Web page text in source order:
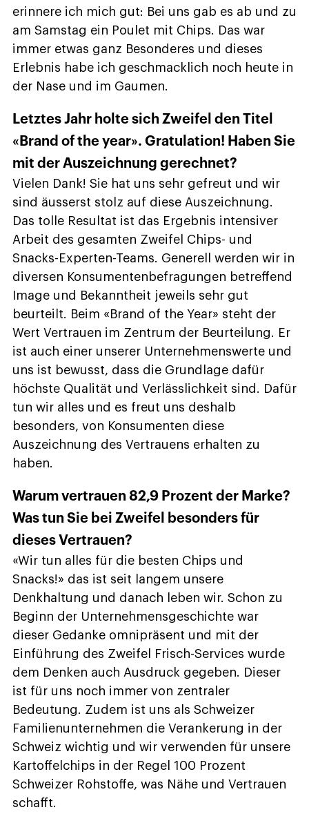
erinnere ich mich gut: Bei uns gab es ab und zu
am Samstag ein Poulet mit Chips. Das war
immer etwas ganz Besonderes und dieses
Erlebnis habe ich geschmacklich noch heute in
der Nase und im Gaumen.
Letztes Jahr holte sich Zweifel den Titel
«Brand of the year». Gratulation! Haben Sie
mit der Auszeichnung gerechnet?
Vielen Dank! Sie hat uns sehr gefreut und wir
sind äusserst stolz auf diese Auszeichnung.
Das tolle Resultat ist das Ergebnis intensiver
Arbeit des gesamten Zweifel Chips- und
Snacks-Experten-Teams. Generell werden wir in
diversen Konsumentenbefragungen betreffend
Image und Bekanntheit jeweils sehr gut
beurteilt. Beim «Brand of the Year» steht der
Wert Vertrauen im Zentrum der Beurteilung. Er
ist auch einer unserer Unternehmenswerte und
uns ist bewusst, dass die Grundlage dafür
höchste Qualität und Verlässlichkeit sind. Dafür
tun wir alles und es freut uns deshalb
besonders, von Konsumenten diese
Auszeichnung des Vertrauens erhalten zu
haben.
Warum vertrauen 82,9 Prozent der Marke?
Was tun Sie bei Zweifel besonders für
dieses Vertrauen?
«Wir tun alles für die besten Chips und
Snacks!» das ist seit langem unsere
Denkhaltung und danach leben wir. Schon zu
Beginn der Unternehmensgeschichte war
dieser Gedanke omnipräsent und mit der
Einführung des Zweifel Frisch-Services wurde
dem Denken auch Ausdruck gegeben. Dieser
ist für uns noch immer von zentraler
Bedeutung. Zudem ist uns als Schweizer
Familienunternehmen die Verankerung in der
Schweiz wichtig und wir verwenden für unsere
Kartoffelchips in der Regel 100 Prozent
Schweizer Rohstoffe, was Nähe und Vertrauen
schafft.